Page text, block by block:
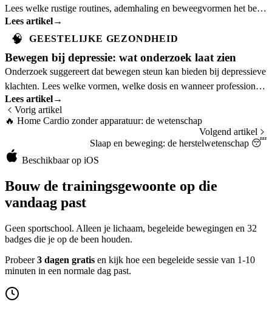
Lees welke rustige routines, ademhaling en beweegvormen het best
passen.
Lees artikel→
🧠 GEESTELIJKE GEZONDHEID
Bewegen bij depressie: wat onderzoek laat zien
Onderzoek suggereert dat bewegen steun kan bieden bij depressieve
klachten. Lees welke vormen, welke dosis en wanneer professionele
hulp nodig is.
Lees artikel→
Vorig artikel
🔥 Home Cardio zonder apparatuur: de wetenschap
Volgend artikel
Slaap en beweging: de herstelwetenschap 😴
Beschikbaar op iOS
Bouw de trainingsgewoonte op die
vandaag past
Geen sportschool. Alleen je lichaam, begeleide bewegingen en 32
badges die je op de been houden.
Probeer3 dagen gratis en kijk hoe een begeleide sessie van 1-10
minuten in een normale dag past.